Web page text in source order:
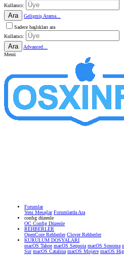
Kullanıcı:
Ara
Gelişmiş Arama...
Sadece başlıkları ara
Kullanıcı:
Ara
Advanced...
Menü
Forumlar
Yeni Mesajlar Forumlarda Ara
confıg düzenle
OC Config Düzenle
REHBERLER
OpenCore Rehberler Clover Rehberler
KURULUM DOSYALARI
macOS Tahoe macOS Sequoia macOS Sonoma
Sur macOS Catalina macOS Mojave macOS